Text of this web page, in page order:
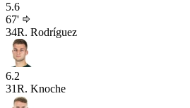
5.6
67'
34R. Rodríguez
6.2
31R. Knoche